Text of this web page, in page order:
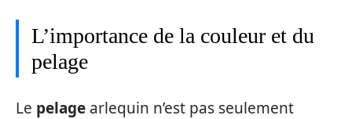
L’importance de la couleur et du
pelage
Le pelage arlequin n’est pas seulement